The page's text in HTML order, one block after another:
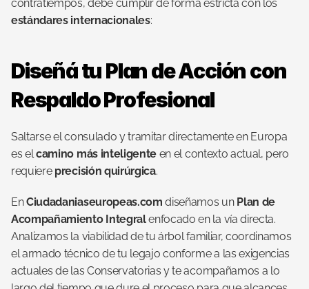
estándares internacionales:
Diseñá tu Plan de Acción con
Respaldo Profesional
Saltarse el consulado y tramitar directamente en Europa
es el camino más inteligente en el contexto actual, pero
requiere precisión quirúrgica.
En Ciudadaniaseuropeas.com diseñamos un Plan de
Acompañamiento Integral enfocado en la vía directa.
Analizamos la viabilidad de tu árbol familiar, coordinamos
el armado técnico de tu legajo conforme a las exigencias
actuales de las Conservatorias y te acompañamos a lo